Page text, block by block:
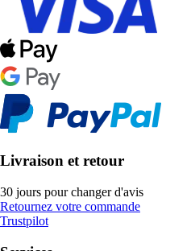
Livraison et retour
30 jours pour changer d'avis
Retournez votre commande
Trustpilot